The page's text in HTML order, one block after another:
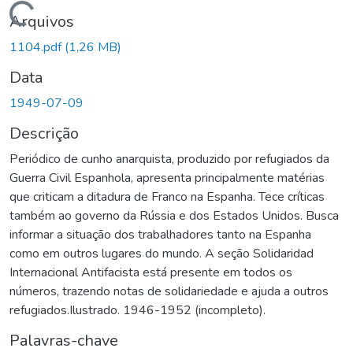
Carregando...
Arquivos
1104.pdf(1,26 MB)
Data
1949-07-09
Descrição
Periódico de cunho anarquista, produzido por refugiados da
Guerra Civil Espanhola, apresenta principalmente matérias
que criticam a ditadura de Franco na Espanha. Tece críticas
também ao governo da Rússia e dos Estados Unidos. Busca
informar a situação dos trabalhadores tanto na Espanha
como em outros lugares do mundo. A seção Solidaridad
Internacional Antifacista está presente em todos os
números, trazendo notas de solidariedade e ajuda a outros
refugiados.Ilustrado. 1946-1952 (incompleto).
Palavras-chave